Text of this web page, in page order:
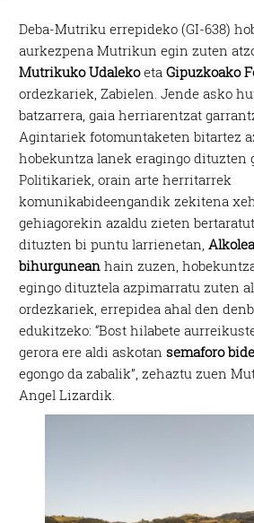
Deba-Mutriku errepideko (GI-638)
aurkezpena Mutrikun egin zuten
Mutrikuko UdalekoetaGipuzkoako
ordezkariek, Zabielen. Jende asko
batzarrera, gaia herriarentzat
Agintariek fotomuntaketen bitartez
hobekuntza lanek eragingo dituzten
Politikariek, orain arte herritarrek
komunikabideengandik zekitena
gehiagorekin azaldu zieten
dituzten bi puntu larrienetan,
bihurgunean hain zuzen,
egingo dituztela azpimarratu zuten
ordezkariek, errepidea ahal den
edukitzeko: “Bost hilabete
gerora ere aldi askotansemaforo
egongo da zabalik”, zehaztu zuen
Angel Lizardik.